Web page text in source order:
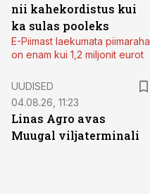
nii kahekordistus kui
ka sulas pooleks
E-Piimast laekumata piimaraha
on enam kui 1,2 miljonit eurot
UUDISED
04.08.26, 11:23
Linas Agro avas
Muugal viljaterminali